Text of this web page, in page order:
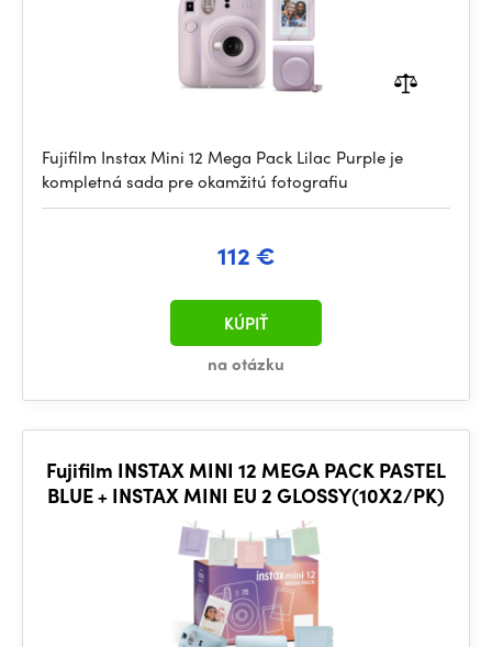
Fujifilm Instax Mini 12 Mega Pack Lilac Purple je
kompletná sada pre okamžitú fotografiu
112 €
na otázku
KÚPIŤ
Fujifilm INSTAX MINI 12 MEGA PACK PASTEL
BLUE + INSTAX MINI EU 2 GLOSSY(10X2/PK)